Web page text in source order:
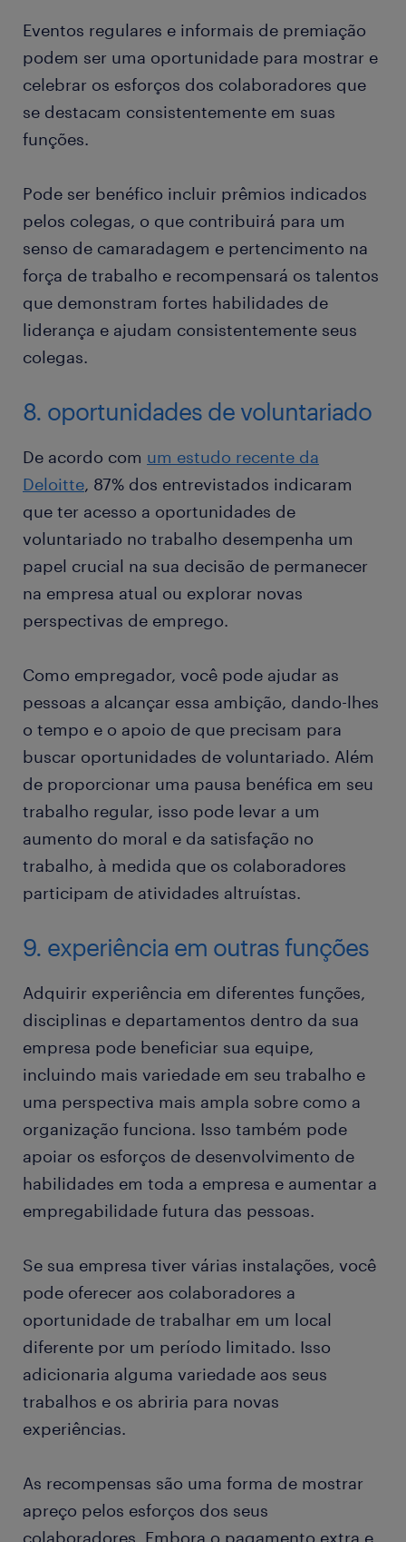
Eventos regulares e informais de premiação
podem ser uma oportunidade para mostrar e
celebrar os esforços dos colaboradores que
se destacam consistentemente em suas
funções.
Pode ser benéfico incluir prêmios indicados
pelos colegas, o que contribuirá para um
senso de camaradagem e pertencimento na
força de trabalho e recompensará os talentos
que demonstram fortes habilidades de
liderança e ajudam consistentemente seus
colegas.
8. oportunidades de voluntariado
De acordo com um estudo recente da
Deloitte, 87% dos entrevistados indicaram
que ter acesso a oportunidades de
voluntariado no trabalho desempenha um
papel crucial na sua decisão de permanecer
na empresa atual ou explorar novas
perspectivas de emprego.
Como empregador, você pode ajudar as
pessoas a alcançar essa ambição, dando-lhes
o tempo e o apoio de que precisam para
buscar oportunidades de voluntariado. Além
de proporcionar uma pausa benéfica em seu
trabalho regular, isso pode levar a um
aumento do moral e da satisfação no
trabalho, à medida que os colaboradores
participam de atividades altruístas.
9. experiência em outras funções
Adquirir experiência em diferentes funções,
disciplinas e departamentos dentro da sua
empresa pode beneficiar sua equipe,
incluindo mais variedade em seu trabalho e
uma perspectiva mais ampla sobre como a
organização funciona. Isso também pode
apoiar os esforços de desenvolvimento de
habilidades em toda a empresa e aumentar a
empregabilidade futura das pessoas.
Se sua empresa tiver várias instalações, você
pode oferecer aos colaboradores a
oportunidade de trabalhar em um local
diferente por um período limitado. Isso
adicionaria alguma variedade aos seus
trabalhos e os abriria para novas
experiências.
As recompensas são uma forma de mostrar
apreço pelos esforços dos seus
colaboradores. Embora o pagamento extra e